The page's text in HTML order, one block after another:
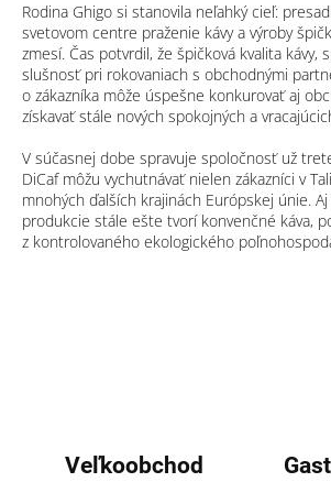
Rodina Ghigo si stanovila neľahký cieľ:
svetovom centre praženie kávy a výroby
zmesí. Čas potvrdil, že špičková kvalita kávy,
slušnosť pri rokovaniach s obchodnými
o zákazníka môže úspešne konkurovať aj
získavať stále nových spokojných a
V súčasnej dobe spravuje spoločnosť už
DiCaf môžu vychutnávať nielen zákazníci v
mnohých ďalších krajinách Európskej únie.
produkcie stále ešte tvorí konvenčné káva,
z kontrolovaného ekologického
Veľkoobchod